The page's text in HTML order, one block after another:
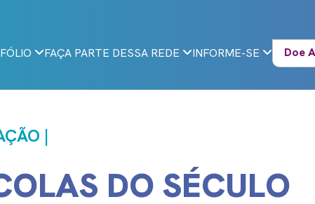
FAÇA PARTE DESSA REDE INFORME-SE Doe
|
DO SÉCULO